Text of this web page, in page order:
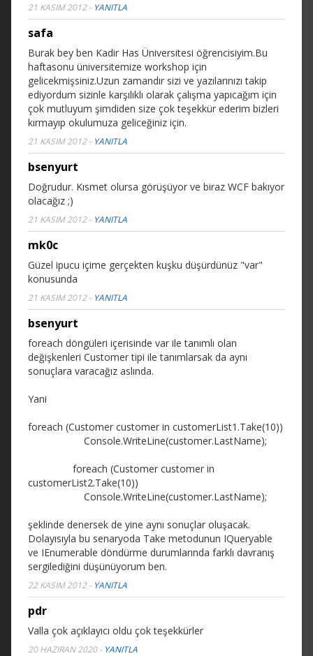
21 KASIM 2012- YANITLA
safa
Burak bey ben Kadir Has Üniversitesi öğrencisiyim.Bu
haftasonu üniversitemize workshop için
gelicekmişsiniz.Uzun zamandır sizi ve yazılarınızı takip
ediyordum sizinle karşılıklı olarak çalışma yapıcağım için
çok mutluyum şimdiden size çok teşekkür ederim bizleri
kırmayıp okulumuza geliceğiniz için.
21 KASIM 2012- YANITLA
bsenyurt
Doğrudur. Kısmet olursa görüşüyor ve biraz WCF bakıyor
olacağız ;)
21 KASIM 2012- YANITLA
mk0c
Güzel ipucu içime gerçekten kuşku düşürdünüz "var"
konusunda
21 KASIM 2012- YANITLA
bsenyurt
foreach döngüleri içerisinde var ile tanımlı olan
değişkenleri Customer tipi ile tanımlarsak da aynı
sonuçlara varacağız aslında.
Yani
foreach (Customer customer in customerList1.Take(10))
Console.WriteLine(customer.LastName);
foreach (Customer customer in
customerList2.Take(10))
Console.WriteLine(customer.LastName);
şeklinde denersek de yine aynı sonuçlar oluşacak.
Dolayısıyla bu senaryoda Take metodunun IQueryable
ve IEnumerable döndürme durumlarında farklı davranış
sergilediğini düşünüyorum ben.
22 KASIM 2012- YANITLA
pdr
Valla çok açıklayıcı oldu çok teşekkürler
20 HAZIRAN 2020- YANITLA